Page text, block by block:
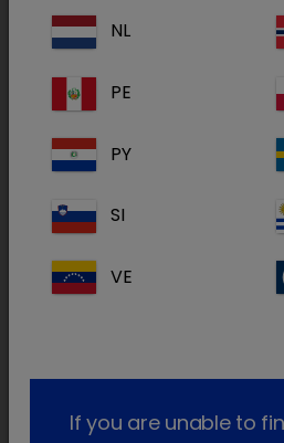
fósforo.
Catney One contém
que actua como um
proporcionando um menor
hipercalcemia do que os
contêm cálcio.
Catney One é fácil de
dos animais. Uma saqueta
Jorge Ibanez, Brand
NL
PE
PY
SI
VE
If you are unable to